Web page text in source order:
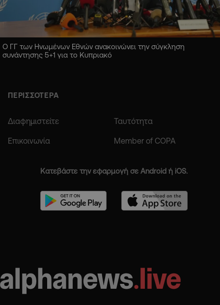
Ο ΓΓ των Ηνωμένων Εθνών ανακοινώνει την σύγκληση
συνάντησης 5+1 για το Κυπριακό
ΠΕΡΙΣΣΟΤΕΡΑ
Διαφημιστείτε Ταυτότητα
Επικοινωνία Member of COPA
Κατεβάστε την εφαρμογή σε Android ή iOS.